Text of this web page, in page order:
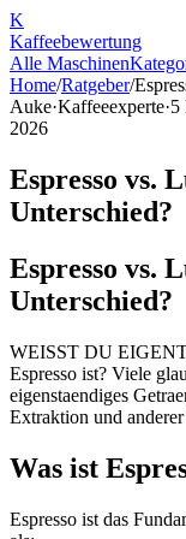
K
Kaffeebewertung
Alle Maschinen
Home/Ratgeber/
Auke·Kaffeeexperte·5
2026
Espresso vs.
Unterschied?
Espresso vs.
Unterschied?
WEISST DU
Espresso ist? Viele
eigenstaendiges
Extraktion und
Was ist
Espresso ist das